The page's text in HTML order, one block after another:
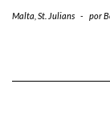
Malta St. Julians - por